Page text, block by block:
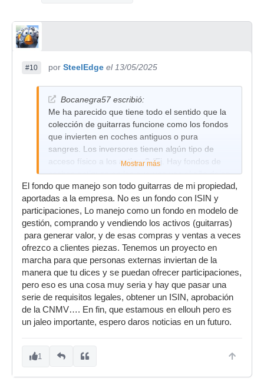
#10 por SteelEdge el 13/05/2025
Bocanegra57 escribió:
Me ha parecido que tiene todo el sentido que la
colección de guitarras funcione como los fondos
que invierten en coches antiguos o pura
sangres. Los inversores tienen algún tipo de
acceso físico a los activos? (Ej. Hay fondos de
coches antiguos en los que una vez al año dejan
probar algunos).
Mostrar más
El fondo que manejo son todo guitarras de mi propiedad,
aportadas a la empresa. No es un fondo con ISIN y
participaciones, Lo manejo como un fondo en modelo de
gestión, comprando y vendiendo los activos (guitarras)
para generar valor, y de esas compras y ventas a veces
ofrezco a clientes piezas. Tenemos un proyecto en
marcha para que personas externas inviertan de la
manera que tu dices y se puedan ofrecer participaciones,
pero eso es una cosa muy seria y hay que pasar una
serie de requisitos legales, obtener un ISIN, aprobación
de la CNMV…. En fin, que estamous en ellouh pero es
un jaleo importante, espero daros noticias en un futuro.
1